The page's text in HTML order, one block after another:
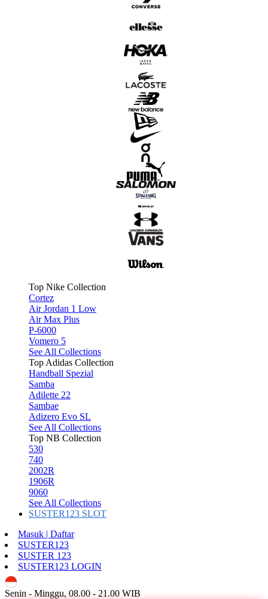
Top Nike Collection
Cortez
Air Jordan 1 Low
Air Max Plus
P-6000
Vomero 5
See All Collections
Top Adidas Collection
Handball Spezial
Samba
Adilette 22
Sambae
Adizero Evo SL
See All Collections
Top NB Collection
530
740
2002R
1906R
9060
See All Collections
SUSTER123 SLOT
Masuk | Daftar
SUSTER123
SUSTER 123
SUSTER123 LOGIN
Senin - Minggu, 08.00 - 21.00 WIB